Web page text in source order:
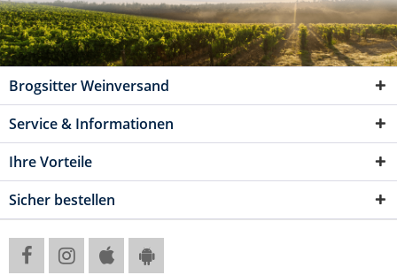
Brogsitter Weinversand
Service & Informationen
Ihre Vorteile
Sicher bestellen